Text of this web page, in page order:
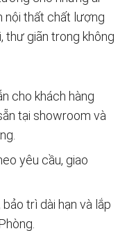
nội thất chất lượng
thư giãn trong không
cho khách hàng
tại showroom và
yêu cầu, giao
trì dài hạn và lắp